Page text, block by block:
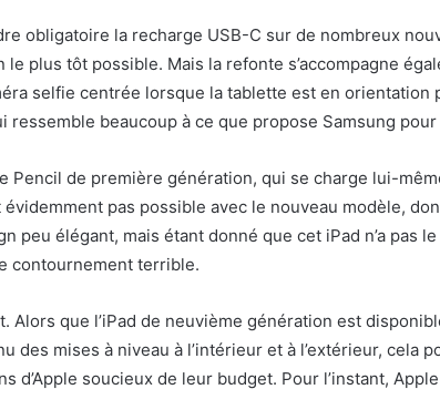
obligatoire la recharge USB-C sur de nombreux
plus tôt possible. Mais la refonte s’accompagne
selfie centrée lorsque la tablette est en
beaucoup à ce que propose Samsung pour
Pencil de première génération, qui se charge lui-
évidemment pas possible avec le nouveau modèle,
peu élégant, mais étant donné que cet iPad n’a pas
contournement terrible.
Alors que l’iPad de neuvième génération est
des mises à niveau à l’intérieur et à l’extérieur, cela
d’Apple soucieux de leur budget. Pour l’instant,